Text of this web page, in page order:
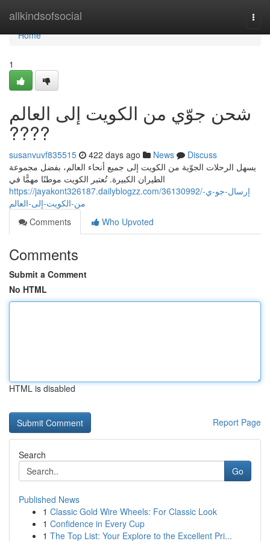
allkindsofsocial
Home
Home
1
شحن جوّي من الكويت إلى العالم
????
susanvuvf835515 422 days ago News
Discuss
يسهل الرحلات الجوّية من الكويت إلى جميع أنحاء العالم، بفضل مجموعة
الطيران الكبيرة. تُعتبر الكويت موطنًا مهمًّا في
https://jayakont326187.dailyblogzz.com/36130992/إرسال-جو-ي-
من-الكويت-إلى-العالم
Comments
Who Upvoted
Comments
Submit a Comment
No HTML
HTML is disabled
Report Page
Search
Go
Published News
1 Classic Gold Wire Wheels: For Classic Look
1 Confidence in Every Cup
1 The Top List: Your Explore to the Excellent Pri...